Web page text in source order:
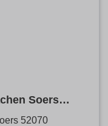
Soers
52070